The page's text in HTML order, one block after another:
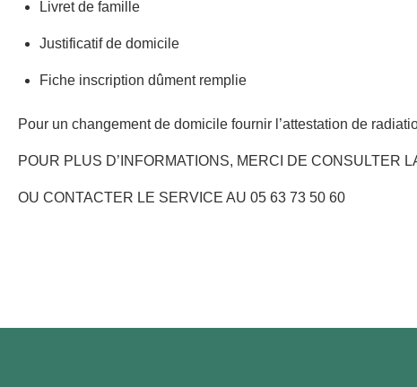
Livret de famille
Justificatif de domicile
Fiche inscription dûment remplie
Pour un changement de domicile fournir l’attestation de
POUR PLUS D’INFORMATIONS, MERCI DE CONSULTER
OU CONTACTER LE SERVICE AU 05 63 73 50 60